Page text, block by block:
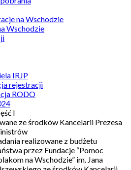
na Wschodzie
Wschodzie
IRJP
rejestracji
RODO
I
ze środków Kancelarii Prezesa
realizowane z budżetu
przez Fundacje “Pomoc
na Wschodzie” im. Jana